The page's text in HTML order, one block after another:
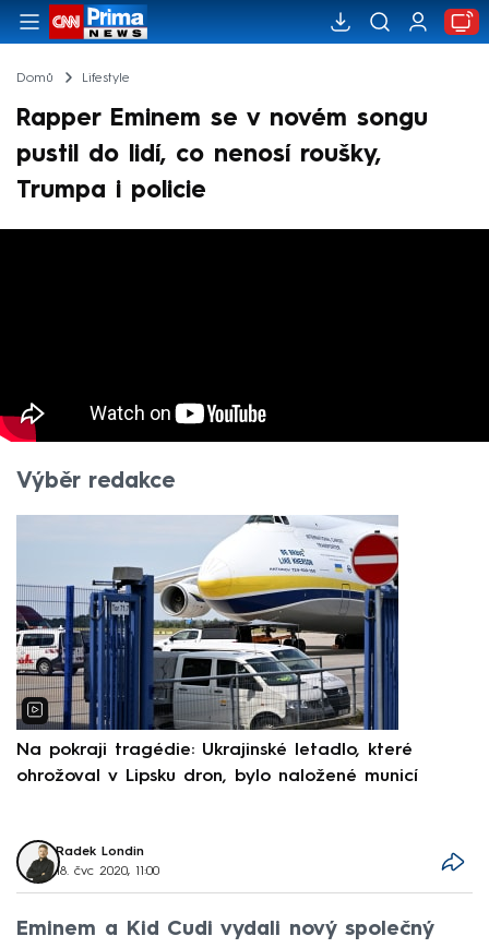
Domů Lifestyle
Rapper Eminem se v novém songu
pustil do lidí, co nenosí roušky,
Trumpa i policie
Výběr redakce
Na pokraji tragédie: Ukrajinské letadlo, které
ohrožoval v Lipsku dron, bylo naložené municí
Radek Londin
18. čvc 2020, 11:00
Eminem a Kid Cudi vydali nový společný